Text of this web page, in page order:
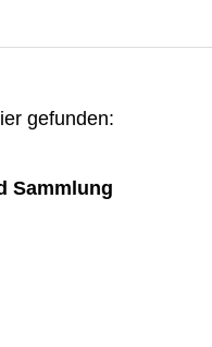
gefunden:
Sammlung